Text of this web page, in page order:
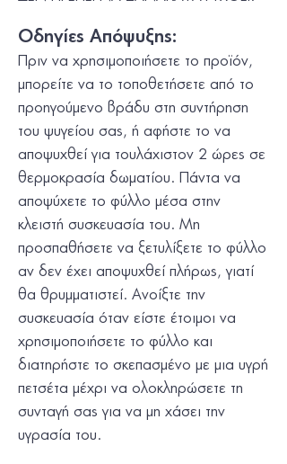
Οδηγίες Απόψυξης:
Πριν να χρησιµοποιήσετε το προϊόν,
µπορείτε να το τοποθετήσετε από το
προηγούµενο βράδυ στη συντήρηση
του ψυγείου σας, ή αφήστε το να
αποψυχθεί για τουλάχιστον 2 ώρες σε
θερµοκρασία δωµατίου. Πάντα να
αποψύχετε το φύλλο µέσα στην
κλειστή συσκευασία του. Μη
προσπαθήσετε να ξετυλίξετε το φύλλο
αν δεν έχει αποψυχθεί πλήρως, γιατί
θα θρυµµατιστεί. Ανοίξτε την
συσκευασία όταν είστε έτοιµοι να
χρησιµοποιήσετε το φύλλο και
διατηρήστε το σκεπασµένο µε µια υγρή
πετσέτα µέχρι να ολοκληρώσετε τη
συνταγή σας για να µη χάσει την
υγρασία του.